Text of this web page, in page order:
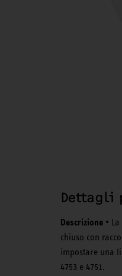
Dettagli
Descrizione •
chiuso con
impostare una
4753 e 4751.